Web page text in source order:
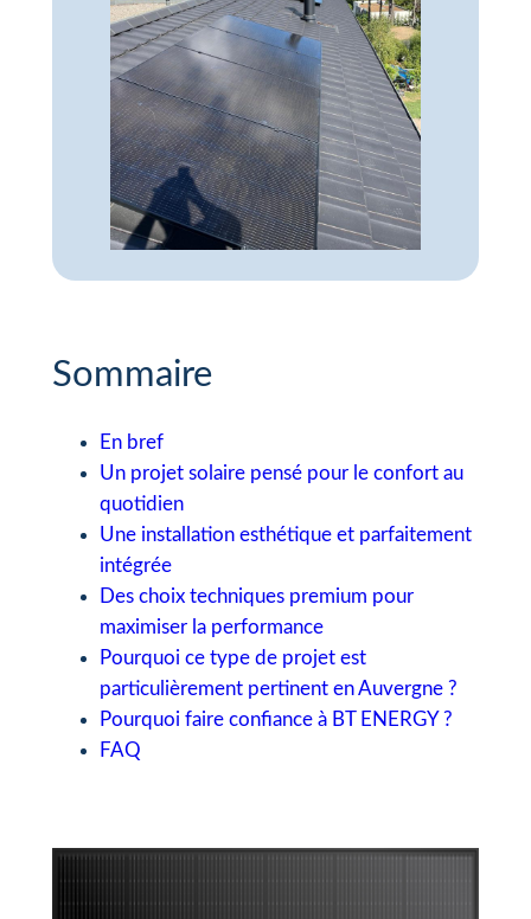
Sommaire
En bref
Un projet solaire pensé pour le confort au
quotidien
Une installation esthétique et parfaitement
intégrée
Des choix techniques premium pour
maximiser la performance
Pourquoi ce type de projet est
particulièrement pertinent en Auvergne ?
Pourquoi faire confiance à BT ENERGY ?
FAQ